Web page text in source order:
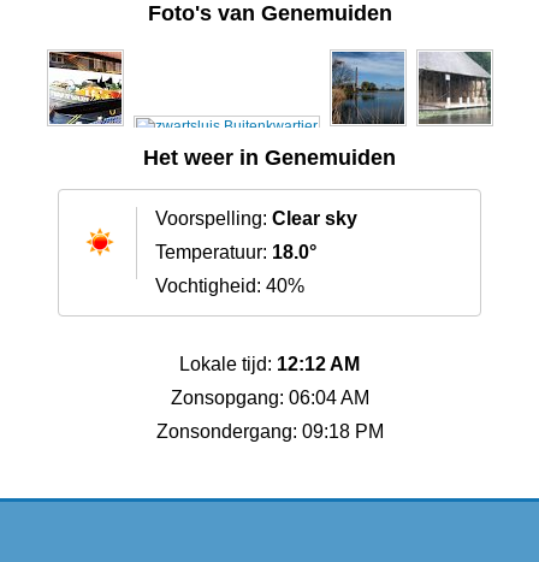
Foto's van Genemuiden
Het weer in Genemuiden
Voorspelling: Clear sky
Temperatuur: 18.0°
Vochtigheid: 40%
Lokale tijd: 12:12 AM
Zonsopgang: 06:04 AM
Zonsondergang: 09:18 PM